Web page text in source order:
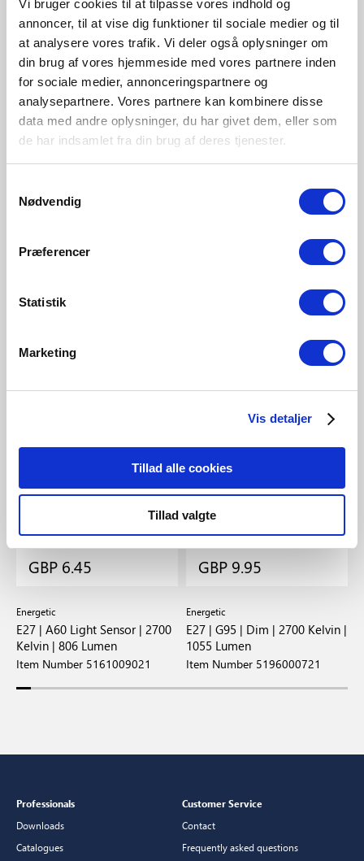
Vi bruger cookies til at tilpasse vores indhold og
annoncer, til at vise dig funktioner til sociale medier og til
at analysere vores trafik. Vi deler også oplysninger om
din brug af vores hjemmeside med vores partnere inden
for sociale medier, annonceringspartnere og
analysepartnere. Vores partnere kan kombinere disse
data med andre oplysninger, du har givet dem, eller som
de har indsamlet fra din brug af deres tjenester.
Nødvendig
Præferencer
Statistik
Marketing
Vis detaljer
Tillad alle cookies
Tillad valgte
Brightness of light (Lumen)
1521.0
Area
Various (depends on placement)
Primary material
Glass
5211033021
Related Products
GBP 6.45
Energetic
E27 | A60 Light Sensor | 2700
Kelvin | 806 Lumen
Item Number 5161009021
GBP 9.95
Energetic
E27 | G95 | Dim | 2700 Kelvin |
1055 Lumen
Item Number 5196000721
Professionals
Downloads
Catalogues
Customer Service
Contact
Frequently asked questions